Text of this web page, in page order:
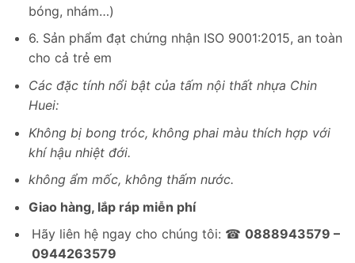
bóng, nhám…)
6. Sản phẩm đạt chứng nhận ISO 9001:2015, an toàn
cho cả trẻ em
Các đặc tính nổi bật của tấm nội thất nhựa Chin
Huei:
Không bị bong tróc, không phai màu thích hợp với
khí hậu nhiệt đới.
không ẩm mốc, không thấm nước.
Giao hàng, lắp ráp miễn phí
Hãy liên hệ ngay cho chúng tôi: ☎ 0888943579 –
0944263579